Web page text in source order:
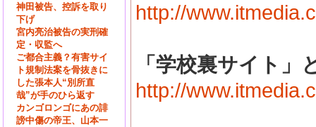
神田被告、控訴を取り
下げ
宮内亮治被告の実刑確
定・収監へ
ご都合主義？有害サイ
ト規制法案を骨抜きに
した張本人“別所直
哉”が手のひら返す
カンゴロンゴにあの誹
謗中傷の帝王、山本一
http://
「学校裏サイト
http://